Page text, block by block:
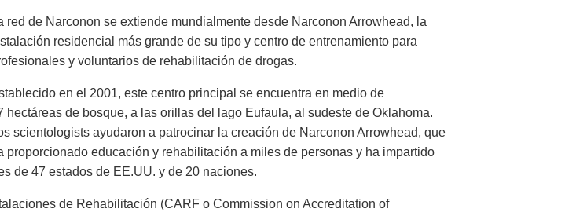
red de Narconon se extiende mundialmente desde Narconon Arrowhead, la
residencial más grande de su tipo y centro de entrenamiento para
y voluntarios de rehabilitación de drogas.
en el 2001, este centro principal se encuentra en medio de
hectáreas de bosque, a las orillas del lago Eufaula, al sudeste de Oklahoma.
scientologists ayudaron a patrocinar la creación de Narconon Arrowhead, que
proporcionado educación y rehabilitación a miles de personas y ha impartido
de 47 estados de EE.UU. y de 20 naciones.
de Rehabilitación (CARF o Commission on Accreditation of